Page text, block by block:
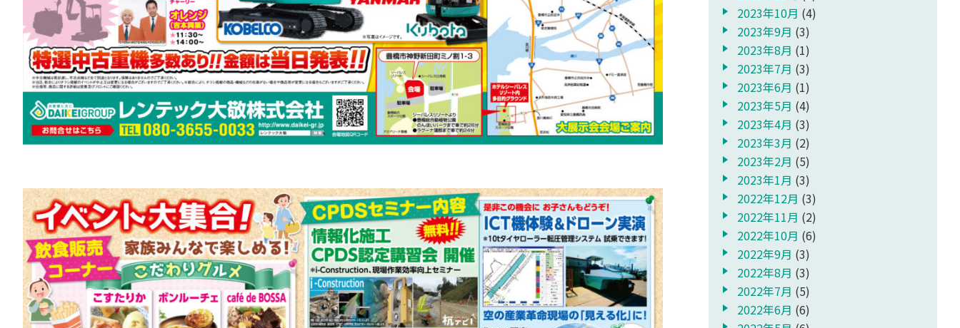
2023年10月 (4)
2023年9月 (3)
2023年8月 (1)
2023年7月 (3)
2023年6月 (1)
2023年5月 (4)
2023年4月 (3)
2023年3月 (2)
2023年2月 (5)
2023年1月 (3)
2022年12月 (3)
2022年11月 (2)
2022年10月 (6)
2022年9月 (3)
2022年8月 (3)
2022年7月 (5)
2022年6月 (6)